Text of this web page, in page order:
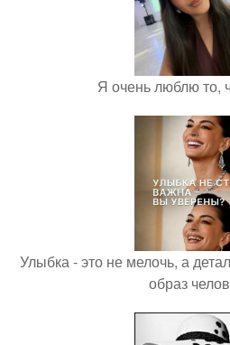
Я очень люблю то,
Улыбка - это не мелочь, а
образ